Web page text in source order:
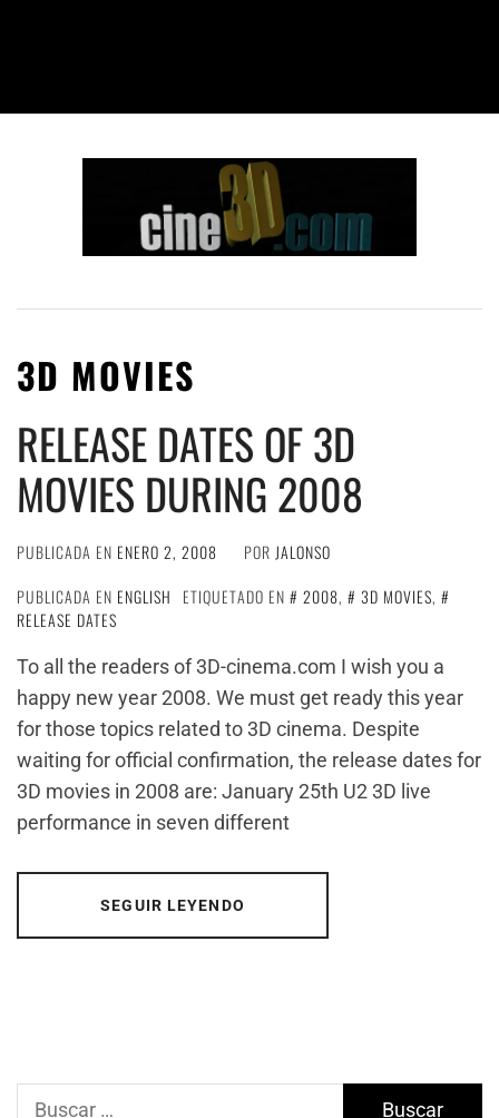
3D MOVIES
RELEASE DATES OF 3D
MOVIES DURING 2008
PUBLICADA EN ENERO 2, 2008 POR JALONSO
PUBLICADA EN ENGLISH ETIQUETADO EN 2008, 3D MOVIES,
RELEASE DATES
To all the readers of 3D-cinema.com I wish you a
happy new year 2008. We must get ready this year
for those topics related to 3D cinema. Despite
waiting for official confirmation, the release dates for
3D movies in 2008 are: January 25th U2 3D live
performance in seven different
SEGUIR LEYENDO
Buscar: